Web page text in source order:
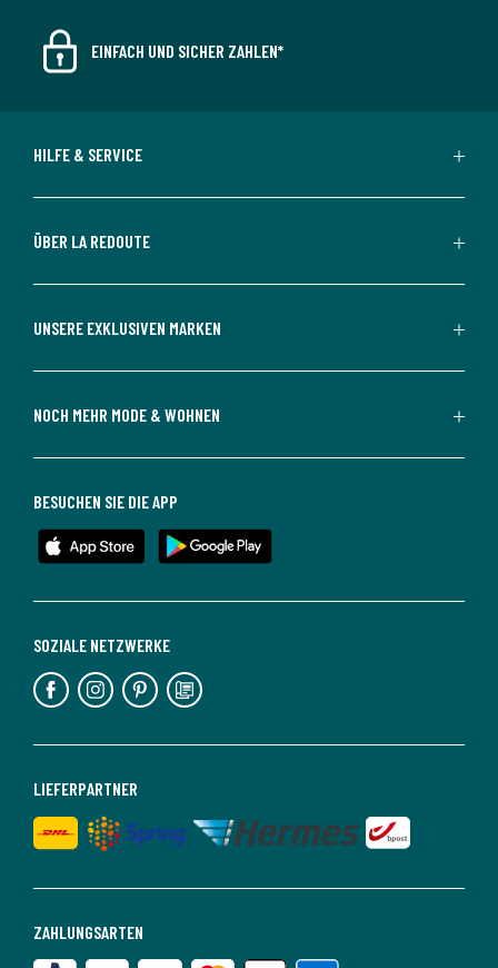
EINFACH UND SICHER ZAHLEN*
HILFE & SERVICE
ÜBER LA REDOUTE
UNSERE EXKLUSIVEN MARKEN
NOCH MEHR MODE & WOHNEN
ZAHLUNGSARTEN
LIEFERPARTNER
SOZIALE NETZWERKE
BESUCHEN SIE DIE APP